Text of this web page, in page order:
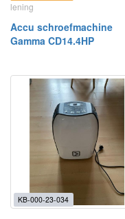
lening
Accu schroefmachine
Gamma CD14.4HP
KB-000-23-034